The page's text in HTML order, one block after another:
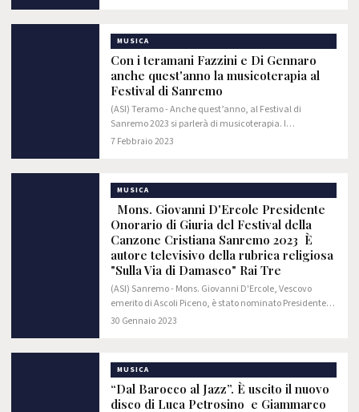
MUSICA
Con i teramani Fazzini e Di Gennaro
anche quest'anno la musicoterapia al
Festival di Sanremo
(ASI) Teramo - Anche quest’anno, al Festival di
Sanremo 2023 si parlerà di musicoterapia. I
musicoterapeuti teramani Nancy Fazzini e Luciano Di
7 Febbraio 2023
MUSICA
Mons. Giovanni D'Ercole Presidente
Onorario di Giuria del Festival della
Canzone Cristiana Sanremo 2023 È
autore televisivo della rubrica religiosa
"Sulla Via di Damasco" Rai Tre
(ASI) Sanremo - Mons. Giovanni D'Ercole, Vescovo
emerito di Ascoli Piceno, è stato nominato Presidente
Onorario di Giuria della seconda edizione del Sanremo
30 Gennaio 2023
MUSICA
“Dal Barocco al Jazz”. È uscito il nuovo
disco di Luca Petrosino e Giammarco